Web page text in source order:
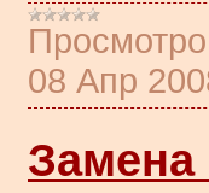
08 Апр
Замена